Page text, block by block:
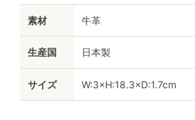
素材 牛革
生産国 日本製
サイズ W:3×H:18.3×D:1.7cm